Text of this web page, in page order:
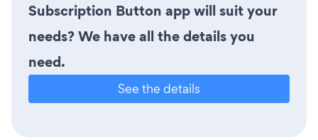
Subscription Button app will suit your
needs? We have all the details you
need.
See the details